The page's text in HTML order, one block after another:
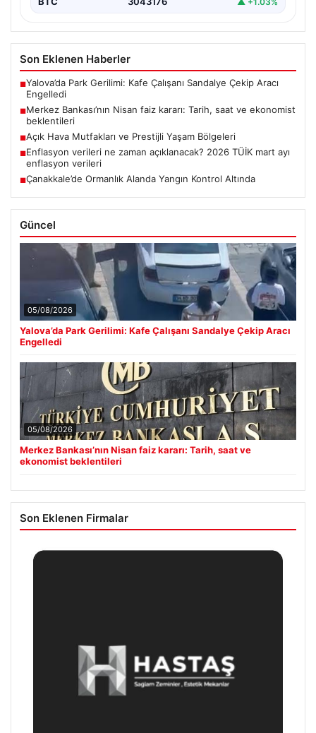
Son Eklenen Haberler
■Yalova’da Park Gerilimi: Kafe Çalışanı Sandalye Çekip Aracı
Engelledi
■Merkez Bankası’nın Nisan faiz kararı: Tarih, saat ve ekonomist
beklentileri
■Açık Hava Mutfakları ve Prestijli Yaşam Bölgeleri
■Enflasyon verileri ne zaman açıklanacak? 2026 TÜİK mart ayı
enflasyon verileri
■Çanakkale’de Ormanlık Alanda Yangın Kontrol Altında
Güncel
05/08/2026
Yalova’da Park Gerilimi: Kafe Çalışanı Sandalye Çekip Aracı
Engelledi
05/08/2026
Merkez Bankası’nın Nisan faiz kararı: Tarih, saat ve
ekonomist beklentileri
Son Eklenen Firmalar